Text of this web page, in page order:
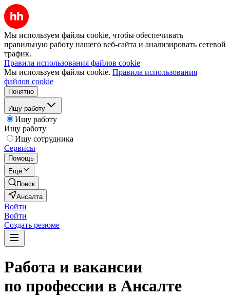
Мы используем файлы cookie, чтобы обеспечивать
правильную работу нашего веб-сайта и анализировать сетевой
трафик.
Правила использования файлов cookie
Мы используем файлы cookie. Правила использования
файлов cookie
Понятно
Ищу работу
Ищу работу
Ищу работу
Ищу сотрудника
Сервисы
Помощь
Ещё
Поиск
Ансалта
Войти
Войти
Создать резюме
Работа и вакансии
по профессии в Ансалте